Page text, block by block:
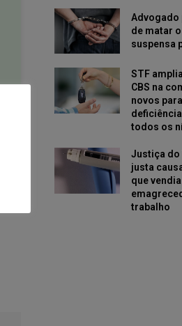
Advogado
de matar
suspensa
STF
CBS na
novos
todos os
Justiça do
justa
que
trabalho